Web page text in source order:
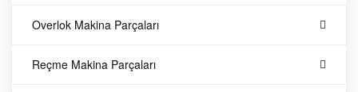
n
Y
Overlok Makina Parçaları
Reçme Makina Parçaları